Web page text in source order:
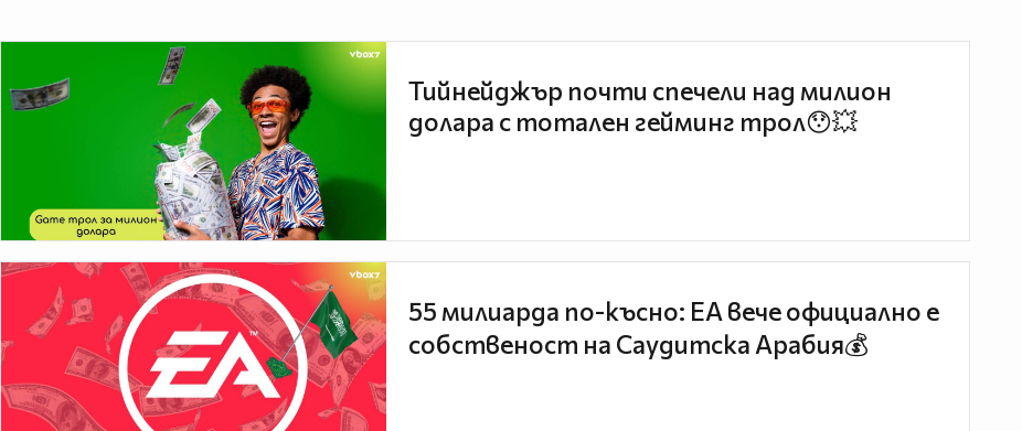
Тийнейджър почти спечели над милион
долара с тотален гейминг трол😯💥
55 милиарда по-късно: EA вече официално е
собственост на Саудитска Арабия💰